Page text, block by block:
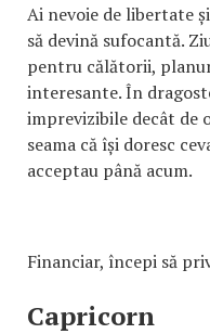
Ai nevoie de libertate
să devină sufocantă.
pentru călătorii,
interesante. În
imprevizibile decât de
seama că își doresc
acceptau până acum.
Financiar, începi să
Capricorn